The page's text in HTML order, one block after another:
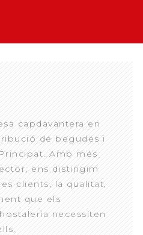
capdavantera en
de begudes i
Amb més
ens distingim
clients, la qualitat,
que els
necessiten